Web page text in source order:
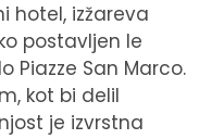
hotel, izžareva
postavljen le
Piazze San Marco.
kot bi delil
je izvrstna